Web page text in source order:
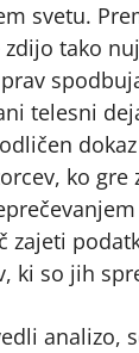
svetu.
tako
telesni
ko gre
zajeti
ki so jih
analizo,